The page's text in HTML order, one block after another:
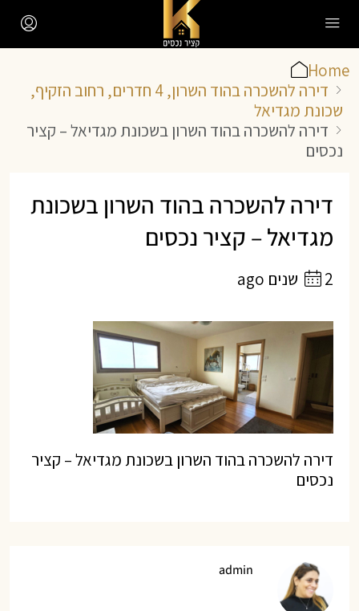
Home
דירה להשכרה בהוד השרון, 4 חדרים, רחוב הזקיף,
שכונת מגדיאל
דירה להשכרה בהוד השרון בשכונת מגדיאל – קציר
נכסים
דירה להשכרה בהוד השרון בשכונת
מגדיאל – קציר נכסים
2 שנים ago
דירה להשכרה בהוד השרון בשכונת מגדיאל – קציר
נכסים
admin